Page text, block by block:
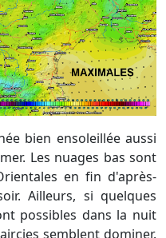
Les nuages bas sont
en fin d'après-
Ailleurs, si quelques
possibles dans la nuit
semblent dominer.